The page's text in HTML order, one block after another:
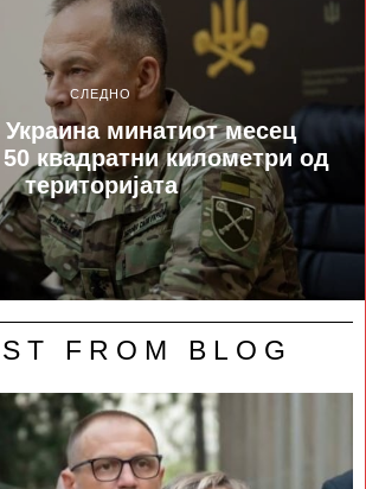
СЛЕДНО
минатиот месец
квадратни километри од
територијата
FROM BLOG